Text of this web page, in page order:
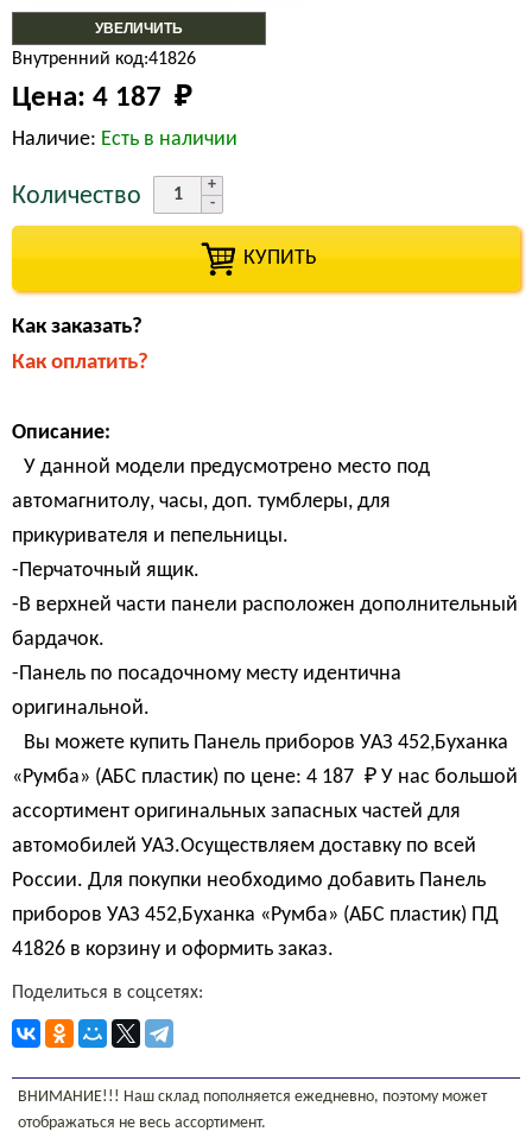
УВЕЛИЧИТЬ
Внутренний код:41826
Цена: 4 187 ₽
Наличие: Есть в наличии
Количество
КУПИТЬ
Как заказать?
Как оплатить?
Описание:
У данной модели предусмотрено место под
автомагнитолу, часы, доп. тумблеры, для
прикуривателя и пепельницы.
-Перчаточный ящик.
-В верхней части панели расположен дополнительный
бардачок.
-Панель по посадочному месту идентична
оригинальной.
Вы можете купить Панель приборов УАЗ 452,Буханка
«Румба» (АБС пластик) по цене: 4 187 ₽ У нас большой
ассортимент оригинальных запасных частей для
автомобилей УАЗ.Осуществляем доставку по всей
России. Для покупки необходимо добавить Панель
приборов УАЗ 452,Буханка «Румба» (АБС пластик) ПД
41826 в корзину и оформить заказ.
Поделиться в соцсетях:
ВНИМАНИЕ!!! Наш склад пополняется ежедневно, поэтому может
отображаться не весь ассортимент.